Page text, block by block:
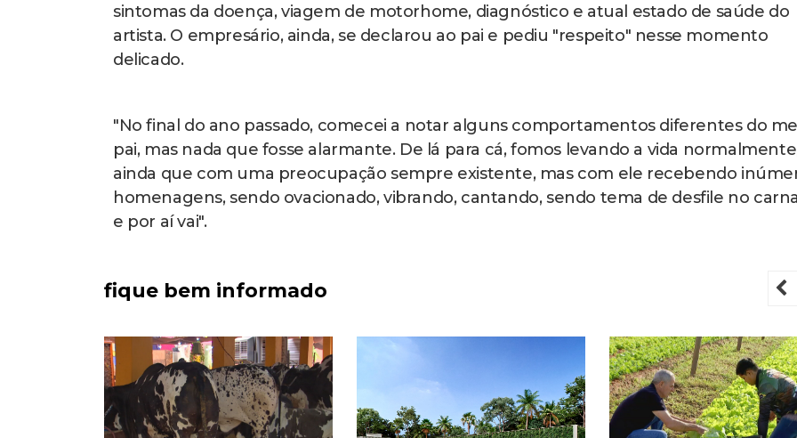
sintomas da doença, viagem de motorhome, diagnóstico e atual estado de saúde do
artista. O empresário, ainda, se declarou ao pai e pediu "respeito" nesse momento
delicado.
"No final do ano passado, comecei a notar alguns comportamentos diferentes do
pai, mas nada que fosse alarmante. De lá para cá, fomos levando a vida
ainda que com uma preocupação sempre existente, mas com ele recebendo
homenagens, sendo ovacionado, vibrando, cantando, sendo tema de desfile no
e por aí vai".
fique bem informado